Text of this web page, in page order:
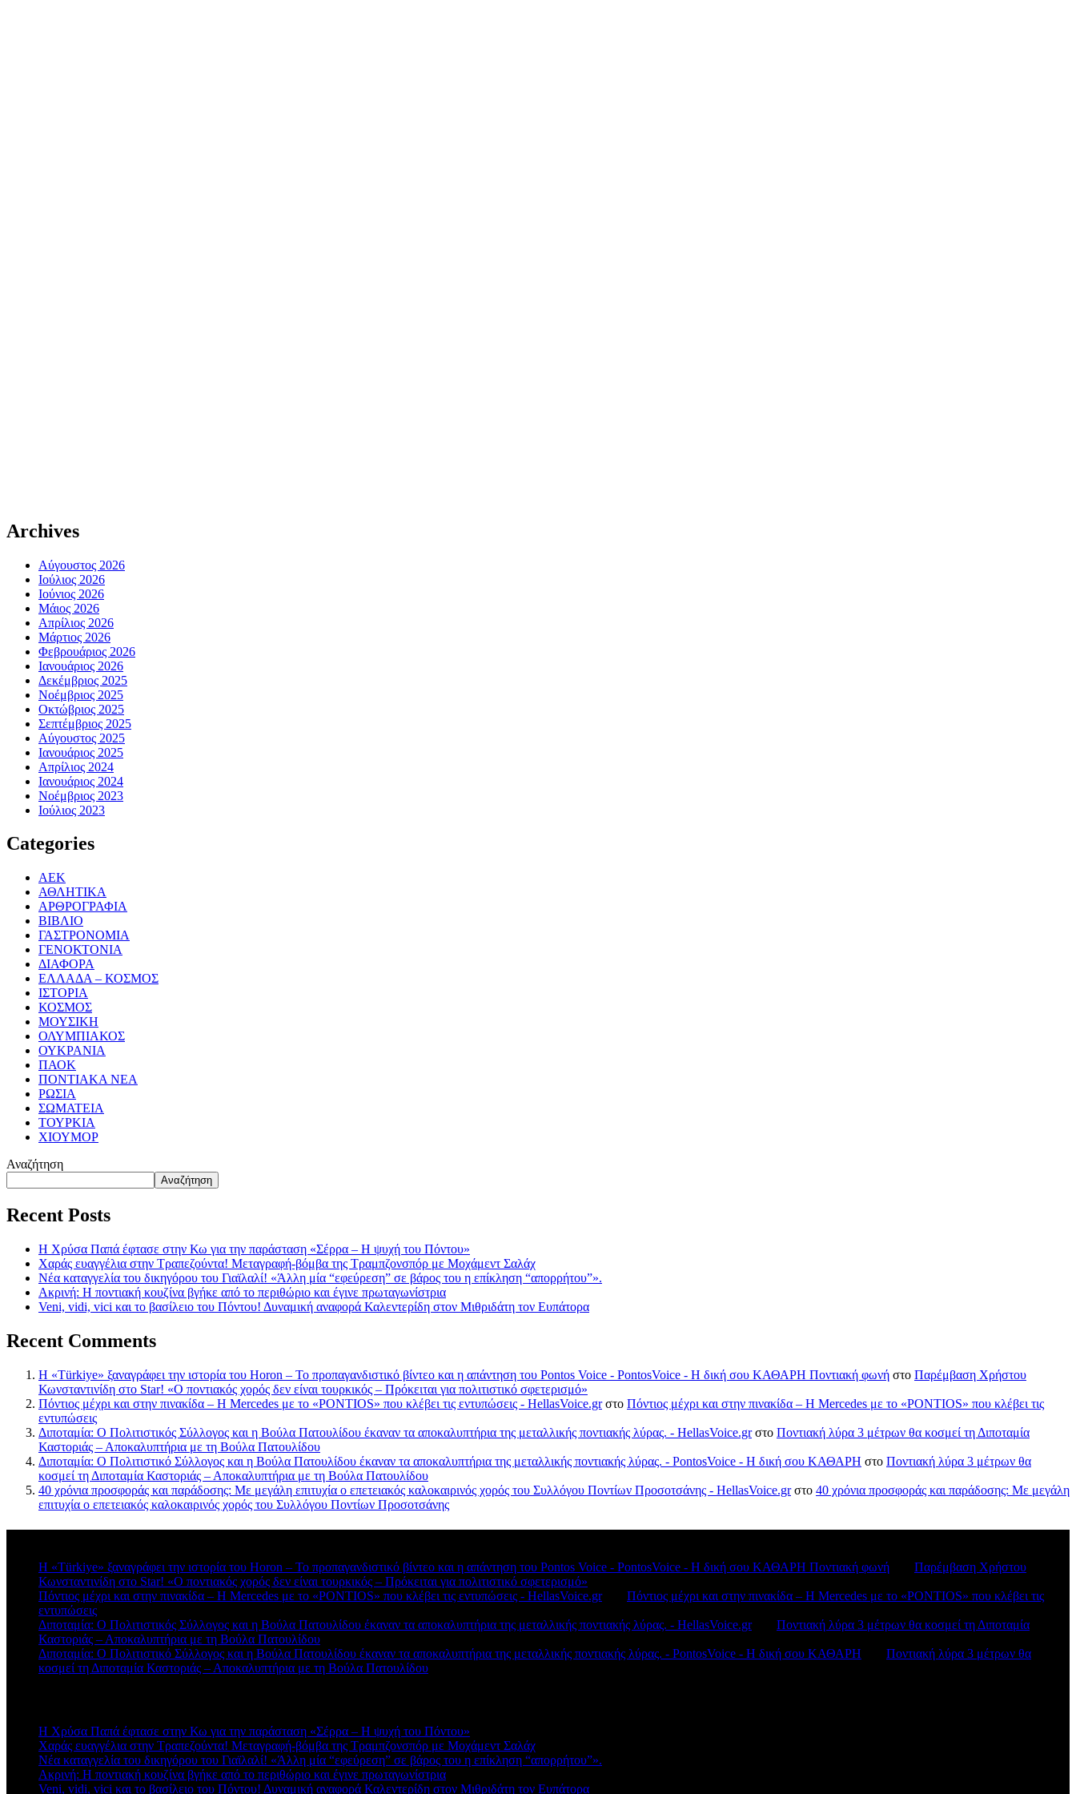
Archives
Αύγουστος 2026
Ιούλιος 2026
Ιούνιος 2026
Μάιος 2026
Απρίλιος 2026
Μάρτιος 2026
Φεβρουάριος 2026
Ιανουάριος 2026
Δεκέμβριος 2025
Νοέμβριος 2025
Οκτώβριος 2025
Σεπτέμβριος 2025
Αύγουστος 2025
Ιανουάριος 2025
Απρίλιος 2024
Ιανουάριος 2024
Νοέμβριος 2023
Ιούλιος 2023
Categories
ΑΕΚ
ΑΘΛΗΤΙΚΑ
ΑΡΘΡΟΓΡΑΦΙΑ
ΒΙΒΛΙΟ
ΓΑΣΤΡΟΝΟΜΙΑ
ΓΕΝΟΚΤΟΝΙΑ
ΔΙΑΦΟΡΑ
ΕΛΛΑΔΑ – ΚΟΣΜΟΣ
ΙΣΤΟΡΙΑ
ΚΟΣΜΟΣ
ΜΟΥΣΙΚΗ
ΟΛΥΜΠΙΑΚΟΣ
ΟΥΚΡΑΝΙΑ
ΠΑΟΚ
ΠΟΝΤΙΑΚΑ ΝΕΑ
ΡΩΣΙΑ
ΣΩΜΑΤΕΙΑ
ΤΟΥΡΚΙΑ
ΧΙΟΥΜΟΡ
Αναζήτηση
Αναζήτηση
Recent Posts
Η Χρύσα Παπά έφτασε στην Κω για την παράσταση «Σέρρα – Η ψυχή του Πόντου»
Χαράς ευαγγέλια στην Τραπεζούντα! Μεταγραφή-βόμβα της Τραμπζονσπόρ με Μοχάμεντ Σαλάχ
Νέα καταγγελία του δικηγόρου του Γιαϊλαλί! «Άλλη μία “εφεύρεση” σε βάρος του η επίκληση “απορρήτου”».
Ακρινή: Η ποντιακή κουζίνα βγήκε από το περιθώριο και έγινε πρωταγωνίστρια
Veni, vidi, vici και το βασίλειο του Πόντου! Δυναμική αναφορά Καλεντερίδη στον Μιθριδάτη τον Ευπάτορα
Recent Comments
Η «Türkiye» ξαναγράφει την ιστορία του Horon – Το προπαγανδιστικό βίντεο και η απάντηση του Pontos Voice - PontosVoice - H δική σου ΚΑΘΑΡΗ Ποντιακή φωνή στο Παρέμβαση Χρήστου
Κωνσταντινίδη στο Star! «Ο ποντιακός χορός δεν είναι τουρκικός – Πρόκειται για πολιτιστικό σφετερισμό»
Πόντιος μέχρι και στην πινακίδα – Η Mercedes με το «PONTIOS» που κλέβει τις εντυπώσεις - HellasVoice.grστο Πόντιος μέχρι και στην πινακίδα – Η Mercedes με το «PONTIOS» που κλέβει τις
εντυπώσεις
Διποταμία: Ο Πολιτιστικός Σύλλογος και η Βούλα Πατουλίδου έκαναν τα αποκαλυπτήρια της μεταλλικής ποντιακής λύρας. - HellasVoice.grστο Ποντιακή λύρα 3 μέτρων θα κοσμεί τη Διποταμία
Καστοριάς – Αποκαλυπτήρια με τη Βούλα Πατουλίδου
Διποταμία: Ο Πολιτιστικό Σύλλογος και η Βούλα Πατουλίδου έκαναν τα αποκαλυπτήρια της μεταλλικής ποντιακής λύρας. - PontosVoice - H δική σου ΚΑΘΑΡΗ στο Ποντιακή λύρα 3 μέτρων θα
κοσμεί τη Διποταμία Καστοριάς – Αποκαλυπτήρια με τη Βούλα Πατουλίδου
40 χρόνια προσφοράς και παράδοσης: Με μεγάλη επιτυχία ο επετειακός καλοκαιρινός χορός του Συλλόγου Ποντίων Προσοτσάνης - HellasVoice.grστο 40 χρόνια προσφοράς και παράδοσης: Με μεγάλη
επιτυχία ο επετειακός καλοκαιρινός χορός του Συλλόγου Ποντίων Προσοτσάνης
Η «Türkiye» ξαναγράφει την ιστορία του Horon – Το προπαγανδιστικό βίντεο και η απάντηση του Pontos Voice - PontosVoice - H δική σου ΚΑΘΑΡΗ Ποντιακή φωνή
Παρέμβαση Χρήστου
Κωνσταντινίδη στο Star! «Ο ποντιακός χορός δεν είναι τουρκικός – Πρόκειται για πολιτιστικό σφετερισμό»
Πόντιος μέχρι και στην πινακίδα – Η Mercedes με το «PONTIOS» που κλέβει τις εντυπώσεις - HellasVoice.grστο Πόντιος μέχρι και στην πινακίδα – Η Mercedes με το «PONTIOS» που κλέβει τις
εντυπώσεις
Διποταμία: Ο Πολιτιστικός Σύλλογος και η Βούλα Πατουλίδου έκαναν τα αποκαλυπτήρια της μεταλλικής ποντιακής λύρας. - HellasVoice.grστο Ποντιακή λύρα 3 μέτρων θα κοσμεί τη Διποταμία
Καστοριάς – Αποκαλυπτήρια με τη Βούλα Πατουλίδου
Διποταμία: Ο Πολιτιστικό Σύλλογος και η Βούλα Πατουλίδου έκαναν τα αποκαλυπτήρια της μεταλλικής ποντιακής λύρας. - PontosVoice - H δική σου ΚΑΘΑΡΗ
Ποντιακή λύρα 3 μέτρων θα
κοσμεί τη Διποταμία Καστοριάς – Αποκαλυπτήρια με τη Βούλα Πατουλίδου
Η Χρύσα Παπά έφτασε στην Κω για την παράσταση «Σέρρα – Η ψυχή του Πόντου»
Χαράς ευαγγέλια στην Τραπεζούντα! Μεταγραφή-βόμβα της Τραμπζονσπόρ με Μοχάμεντ Σαλάχ
Νέα καταγγελία του δικηγόρου του Γιαϊλαλί! «Άλλη μία “εφεύρεση” σε βάρος του η επίκληση “απορρήτου”».
Ακρινή: Η ποντιακή κουζίνα βγήκε από το περιθώριο και έγινε πρωταγωνίστρια
Veni, vidi, vici και το βασίλειο του Πόντου! Δυναμική αναφορά Καλεντερίδη στον Μιθριδάτη τον Ευπάτορα